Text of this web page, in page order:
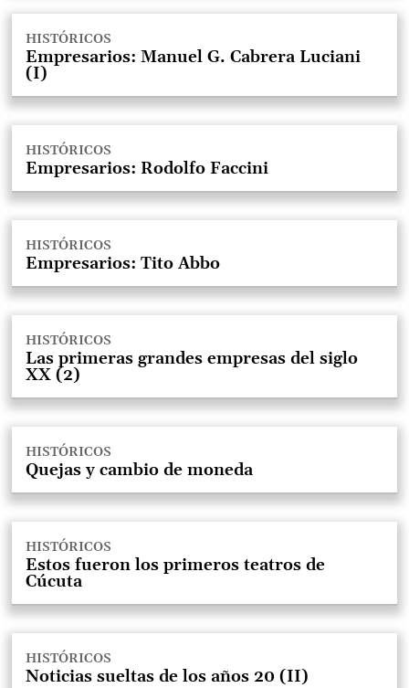
HISTÓRICOS
Empresarios: Manuel G. Cabrera Luciani
(I)
HISTÓRICOS
Empresarios: Rodolfo Faccini
HISTÓRICOS
Empresarios: Tito Abbo
HISTÓRICOS
Las primeras grandes empresas del siglo
XX (2)
HISTÓRICOS
Quejas y cambio de moneda
HISTÓRICOS
Estos fueron los primeros teatros de
Cúcuta
HISTÓRICOS
Noticias sueltas de los años 20 (II)